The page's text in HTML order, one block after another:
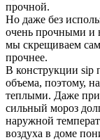
прочной.
Но даже без
очень прочными и
мы скрещиваем
прочнее.
В конструкции sip
объема, поэтому,
теплыми. Даже
сильный мороз
наружной
воздуха в доме